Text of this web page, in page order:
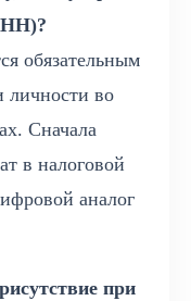
обязательным
личности во
Сначала
в налоговой
аналог
при